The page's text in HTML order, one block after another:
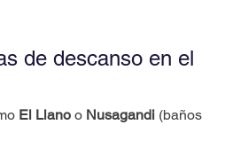
de descanso en el
El Llano o Nusagandi (baños